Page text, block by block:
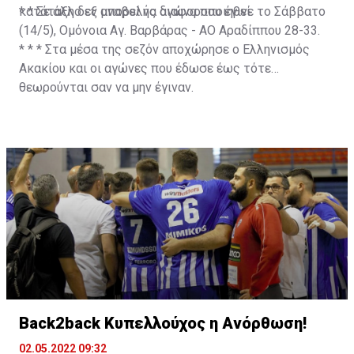
κατάταξη δεν μπορεί να διαφοροποιηθεί.
* * Σε άλλο εξ αναβολής αγώνα που έγινε το Σάββατο
(14/5), Ομόνοια Αγ. Βαρβάρας - ΑΟ Αραδίππου 28-33.
* * * Στα μέσα της σεζόν αποχώρησε ο Ελληνισμός
Ακακίου και οι αγώνες που έδωσε έως τότε
θεωρούνται σαν να μην έγιναν.
Back2back Κυπελλούχος η Ανόρθωση!
02.05.2022 09:32